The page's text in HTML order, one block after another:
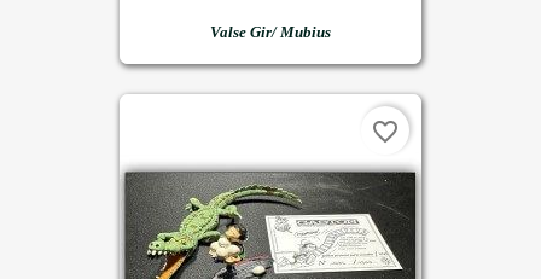
Valse Gir/ Mubius
favorite_border